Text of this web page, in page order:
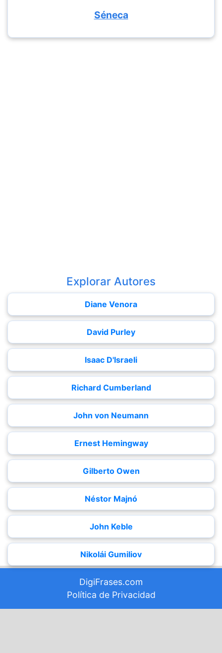
Séneca
Explorar Autores
Diane Venora
David Purley
Isaac D'Israeli
Richard Cumberland
John von Neumann
Ernest Hemingway
Gilberto Owen
Néstor Majnó
John Keble
Nikolái Gumiliov
DigiFrases.com
Política de Privacidad